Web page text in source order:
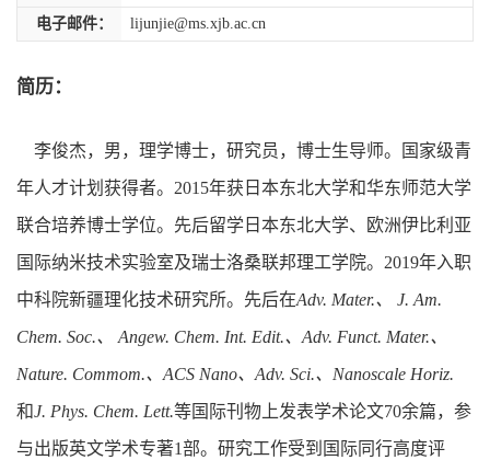
电子邮件： lijunjie@ms.xjb.ac.cn
简历：
李俊杰，男，理学博士，研究员，博士生导师。国家级青
年人才计划获得者。 2015年获日本东北大学和华东师范大学
联合培养博士学位。先后留学日本东北大学、欧洲伊比利亚
国际纳米技术实验室及瑞士洛桑联邦理工学院。 2019年入职
中科院新疆理化技术研究所。先后在Adv. Mater.、
J. Am.
Chem. Soc.、 Angew. Chem. Int. Edit.、Adv. Funct. Mater.、
Nature. Commom.、ACS Nano、Adv. Sci.、 Nanoscale Horiz.
和J. Phys. Chem. Lett.等国际刊物上发表学术论文70余篇，参
与出版英文学术专著1部。研究工作受到国际同行高度评